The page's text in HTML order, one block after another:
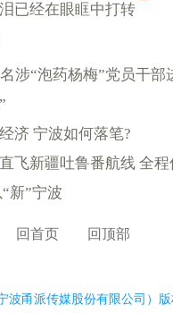
已经在眼眶中打转
涉“泡药杨梅”党员干部
济 宁波如何落笔?
新”宁波
回首页 回顶部
波甬派传媒股份有限公司）